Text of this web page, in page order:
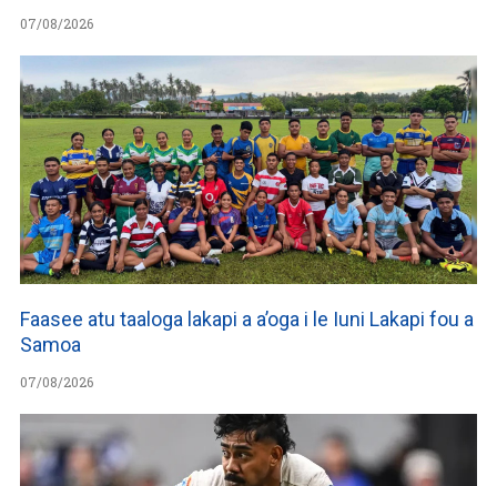
07/08/2026
Faasee atu taaloga lakapi a a’oga i le Iuni Lakapi fou a
Samoa
07/08/2026